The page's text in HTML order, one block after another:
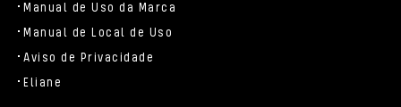
Manual de Uso da Marca
Manual de Local de Uso
Aviso de Privacidade
Eliane